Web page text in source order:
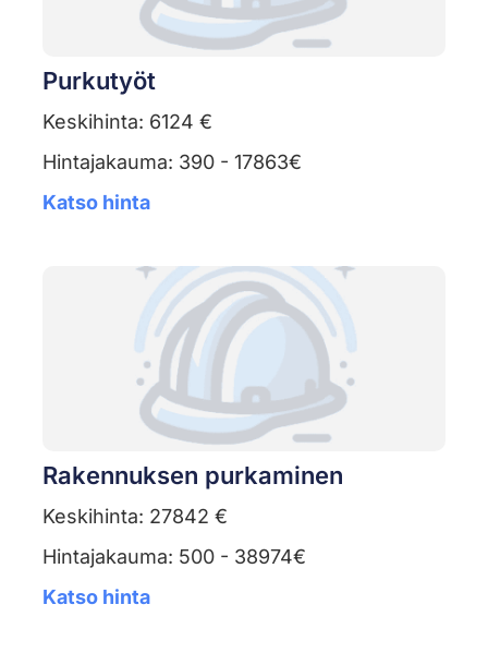
Purkutyöt
Keskihinta: 6124 €
Hintajakauma: 390 - 17863€
Katso hinta
Rakennuksen purkaminen
Keskihinta: 27842 €
Hintajakauma: 500 - 38974€
Katso hinta